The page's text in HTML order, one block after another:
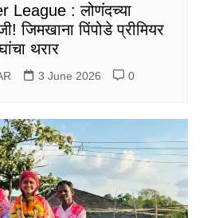
League : लोणंदच्या
जिमखाना पिंपोडे प्रीमियर
थरार
3 June 2026 0